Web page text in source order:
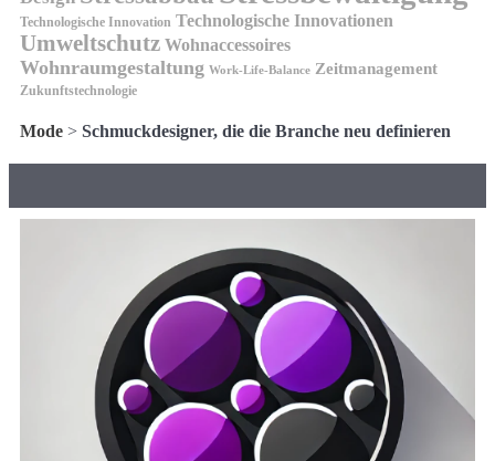
Technologische Innovation Technologische Innovationen
Umweltschutz Wohnaccessoires
Wohnraumgestaltung Work-Life-Balance Zeitmanagement
Zukunftstechnologie
Mode > Schmuckdesigner, die die Branche neu definieren